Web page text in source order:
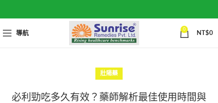
導航
0
NT$0
壯陽藥
必利勁吃多久有效？藥師解析最佳使用時間與